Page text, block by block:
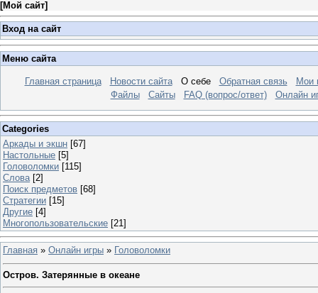
[Мой сайт]
Вход на сайт
Меню сайта
Главная страница Новости сайта О себе Обратная связь
Мои
Файлы
Сайты FAQ (вопрос/ответ) Онлайн
Categories
Аркады и экшн [67]
Настольные [5]
Головоломки [115]
Слова [2]
Поиск предметов [68]
Стратегии [15]
Другие [4]
Многопользовательские [21]
Главная » Онлайн игры » Головоломки
Остров. Затерянные в океане